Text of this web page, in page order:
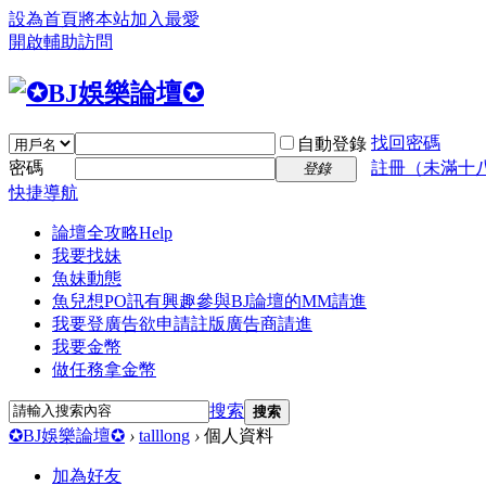
設為首頁將本站加入最愛
開啟輔助訪問
自動登錄 找回密碼
密碼
登錄
註冊（未滿十
快捷導航
論壇全攻略Help
我要找妹
魚妹動態
魚兒想PO訊有興趣參與BJ論壇的MM請進
我要登廣告欲申請註版廣告商請進
我要金幣
做任務拿金幣
搜索 搜索
✪BJ娛樂論壇✪ › talllong › 個人資料
加為好友